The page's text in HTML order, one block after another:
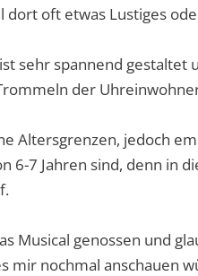
dort oft etwas Lustiges
sehr spannend
der
Altersgrenzen, jedoch
6-7 Jahren sind, denn in
Musical genossen und
mir nochmal anschauen